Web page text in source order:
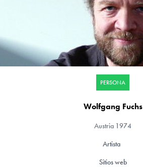
PERSONA
Wolfgang Fuchs
Austria 1974
Artista
Sitios web